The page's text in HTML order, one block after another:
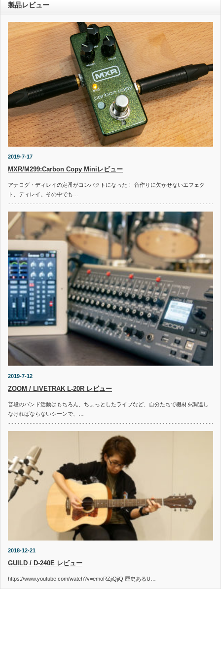
製品レビュー
2019-7-17
MXR/M299:Carbon Copy Miniレビュー
アナログ・ディレイの定番がコンパクトになった！ 音作りに欠かせないエフェク
ト、ディレイ。その中でも…
2019-7-12
ZOOM / LIVETRAK L-20R レビュー
普段のバンド活動はもちろん、ちょっとしたライブなど、自分たちで機材を調達し
なければならないシーンで、…
2018-12-21
GUILD / D-240E レビュー
https://www.youtube.com/watch?v=emoRZjiQjiQ 歴史あるU…